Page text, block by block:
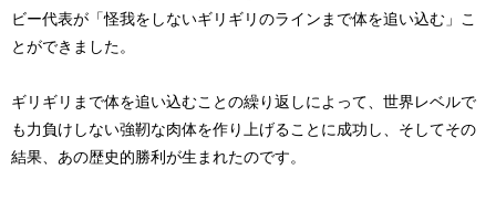
ビー代表が「怪我をしないギリギリのラインまで体を追い込む」こ
とができました。
ギリギリまで体を追い込むことの繰り返しによって、世界レベルで
も力負けしない強靭な肉体を作り上げることに成功し、そしてその
結果、あの歴史的勝利が生まれたのです。